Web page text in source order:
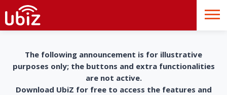
The following announcement is for illustrative
purposes only; the buttons and extra functionalities
are not active.
Download UbiZ for free to access the features and